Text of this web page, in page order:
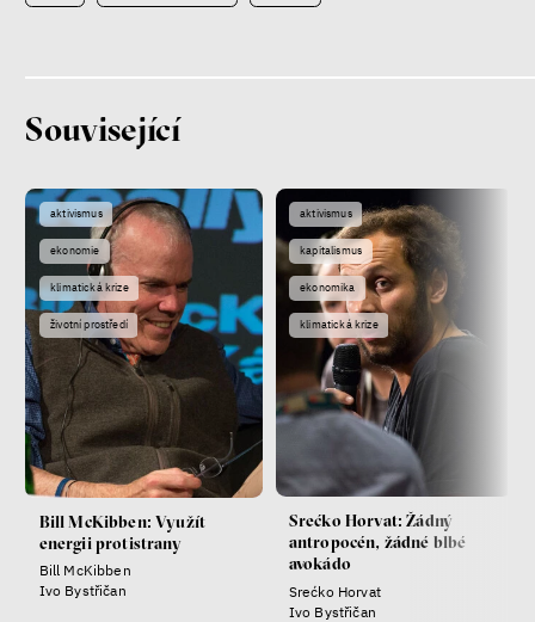
Související
aktivismus
ekonomie
klimatická krize
životní prostředí
Bill McKibben: Využít
energii protistrany
Bill McKibben
Ivo Bystřičan
aktivismus
kapitalismus
ekonomika
klimatická krize
Srećko Horvat: Žádný
antropocén, žádné blbé
avokádo
Srećko Horvat
Ivo Bystřičan